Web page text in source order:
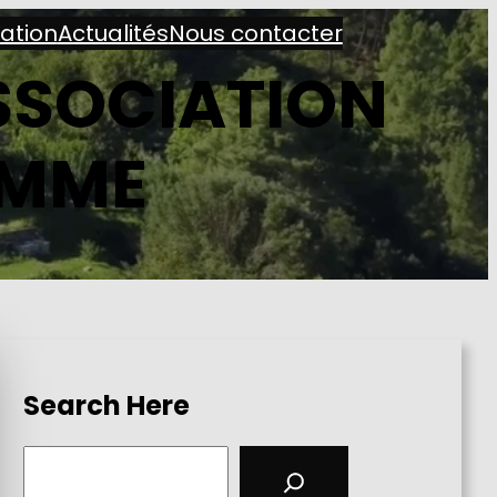
ActualitésNous contacter
Search Here